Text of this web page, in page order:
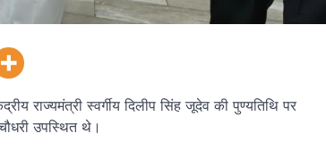
राज्यमंत्री स्वर्गीय दिलीप सिंह जूदेव की पुण्यतिथि पर
उपस्थित थे।